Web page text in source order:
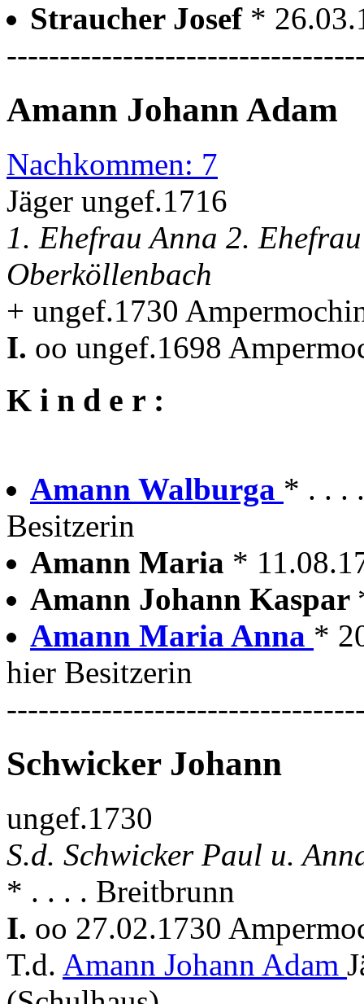
Straucher Josef *
Amann Johann Adam
Nachkommen: 7
Jäger ungef.1716
1. Ehefrau Anna 2.
Oberköllenbach
+ ungef.1730
I. oo ungef.1698
K i n d e r :
Amann Walburga * . . .
Besitzerin
Amann Maria *
Amann Johann Kaspar
Amann Maria Anna *
hier Besitzerin
Schwicker Johann
ungef.1730
S.d. Schwicker Paul u.
* . . . . Breitbrunn
I. oo 27.02.1730
T.d. Amann Johann Adam